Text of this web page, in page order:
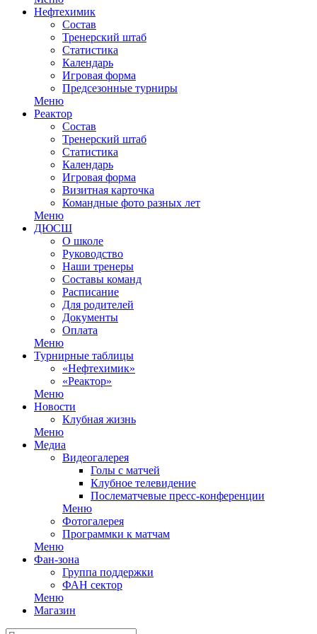
Нефтехимик
Состав
Тренерский штаб
Статистика
Календарь
Игровая форма
Предсезонные турниры
Меню
Реактор
Состав
Тренерский штаб
Статистика
Календарь
Игровая форма
Визитная карточка
Командные фото разных лет
Меню
ДЮСШ
О школе
Руководство
Наши тренеры
Составы команд
Расписание
Для родителей
Документы
Оплата
Меню
Турнирные таблицы
«Нефтехимик»
«Реактор»
Меню
Новости
Клубная жизнь
Меню
Медиа
Видеогалерея
Голы с матчей
Клубное телевидение
Послематчевые пресс-конференции
Меню
Фотогалерея
Программки к матчам
Меню
Фан-зона
Группа поддержки
ФАН сектор
Меню
Магазин